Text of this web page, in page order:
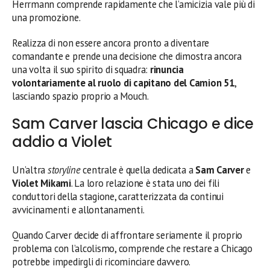
Herrmann comprende rapidamente che l’amicizia vale più di
una promozione.
Realizza di non essere ancora pronto a diventare
comandante e prende una decisione che dimostra ancora
una volta il suo spirito di squadra: rinuncia
volontariamente al ruolo di capitano del Camion 51,
lasciando spazio proprio a Mouch.
Sam Carver lascia Chicago e dice
addio a Violet
Un’altrastorylinecentrale è quella dedicata aSam Carvere
Violet Mikami. La loro relazione è stata uno dei fili
conduttori della stagione, caratterizzata da continui
avvicinamenti e allontanamenti.
Quando Carver decide di affrontare seriamente il proprio
problema con l’alcolismo, comprende che restare a Chicago
potrebbe impedirgli di ricominciare davvero.